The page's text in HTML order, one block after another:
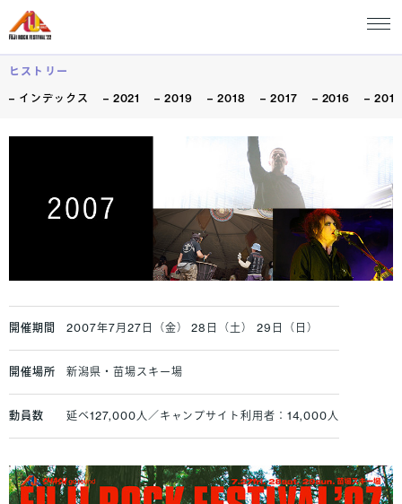
ヒストリー
インデックス
2021 2019 2018 2017 2016 2015
開催期間 2007年7月27日（金） 28日（土） 29日（日）
開催場所 新潟県・苗場スキー場
動員数 延べ127,000人／キャンプサイト利用者：14,000人